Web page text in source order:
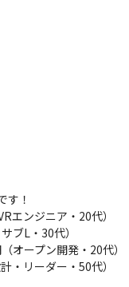
！
エンジニア・20代）
ブL・30代）
オープン開発・20代）
・リーダー・50代）